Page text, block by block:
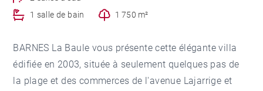
1 salle de bain
1 750 m²
BARNES La Baule vous présente cette élégante villa
édifiée en 2003, située à seulement quelques pas de
la plage et des commerces de l'avenue Lajarrige et